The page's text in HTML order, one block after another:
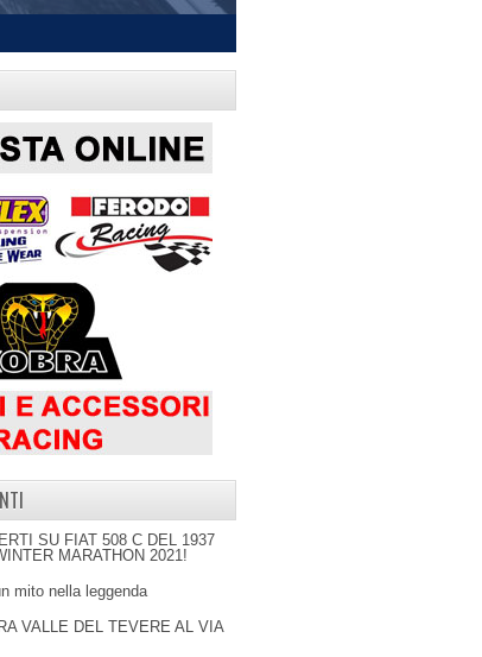
SU FIAT 508 C DEL 1937
MARATHON 2021!
mito nella leggenda
VALLE DEL TEVERE AL VIA